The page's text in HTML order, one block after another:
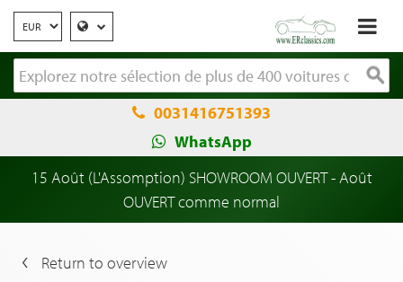
0031416751393
WhatsApp
15 Août (L'Assomption) SHOWROOM OUVERT - Août
OUVERT comme normal
Return to overview